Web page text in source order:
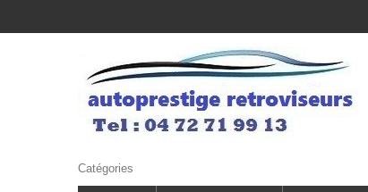
Catégories